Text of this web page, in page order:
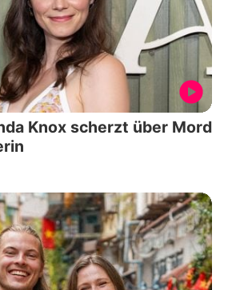
Knox scherzt über Mord